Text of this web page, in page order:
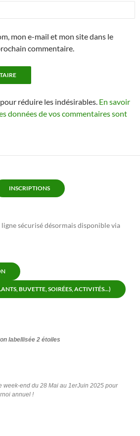
mon e-mail et mon site dans le
commentaire.
réduire les indésirables. En savoir
données de vos commentaires sont
INSCRIPTIONS
ligne sécurisé désormais disponible via
BUVETTE, SOIRÉES, ACTIVITÉS...)
labellisée 2 étoiles
week-end du 28 Mai au 1erJuin 2025 pour
annuel !